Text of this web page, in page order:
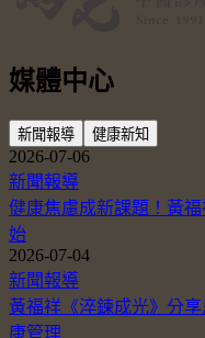
媒體中心
新聞報導 健康新知
2026-07-06
新聞報導
健康焦慮成新課題！黃
始
2026-07-04
新聞報導
黃福祥《淬鍊成光》分
康管理